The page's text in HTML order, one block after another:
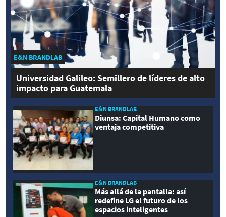
E&N BRANDLAB
Universidad Galileo: Semillero de líderes de alto
impacto para Guatemala
E&N BRANDLAB
Diunsa: Capital Humano como
ventaja competitiva
E&N BRANDLAB
Más allá de la pantalla: así
redefine LG el futuro de los
espacios inteligentes